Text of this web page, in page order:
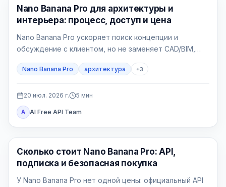
Генерация изображений ИИ
Nano Banana Pro для архитектуры и
интерьера: процесс, доступ и цена
Nano Banana Pro ускоряет поиск концепции и
обсуждение с клиентом, но не заменяет CAD/BIM,
Главное — фиксировать геометрию и отбраковывать
Nano Banana Pro архитектура +3
20 июл. 2026 г. 5 мин
A AI Free API Team
Генерация изображений ИИ
Сколько стоит Nano Banana Pro: API,
подписка и безопасная покупка
У Nano Banana Pro нет одной цены: официальный API